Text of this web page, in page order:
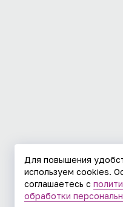
Для повышения
используем cookies.
соглашаетесь с
обработки